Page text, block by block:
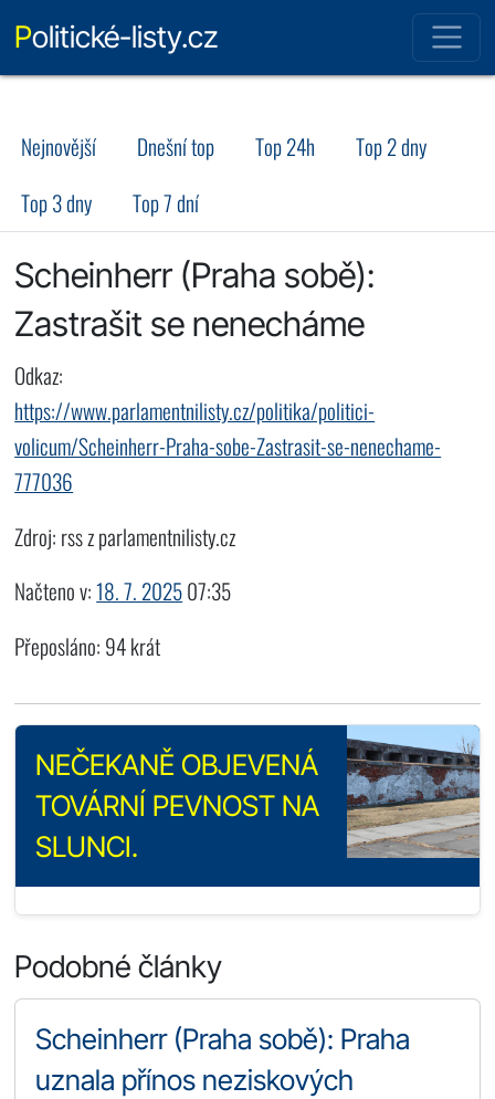
Politické-listy.cz
Nejnovější Dnešní top Top 24h
Top 2 dny
Top 3 dny
Top 7 dní
Scheinherr (Praha sobě):
Zastrašit se nenecháme
Odkaz:
https://www.parlamentnilisty.cz/politika/politici-
volicum/Scheinherr-Praha-sobe-Zastrasit-se-nenechame-
777036
Zdroj: rss z parlamentnilisty.cz
Načteno v:18. 7. 202507:35
Přeposláno: 94 krát
NEČEKANĚ OBJEVENÁ
TOVÁRNÍ PEVNOST NA
SLUNCI.
Podobné články
Scheinherr (Praha sobě): Praha
uznala přínos neziskových